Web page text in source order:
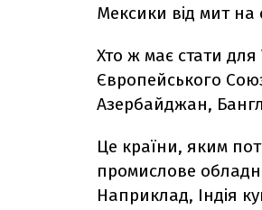
Мексики від мит на
Хто ж має стати
Європейського
Азербайджан,
Це країни, яким
промислове
Наприклад, Індія